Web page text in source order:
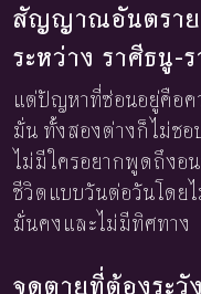
สัญญาณอันตรา
ระหว่าง ราศีธนู-
แต่ปัญหาที่ซ่อนอยู่คือค
มั่น ทั้งสองต่างก็ไม่ช
ไม่มีใครอยากพูดถึงอ
ชีวิตแบบวันต่อวันโดย
มั่นคงและไม่มีทิศทาง
จุดตายที่ต้องระวั